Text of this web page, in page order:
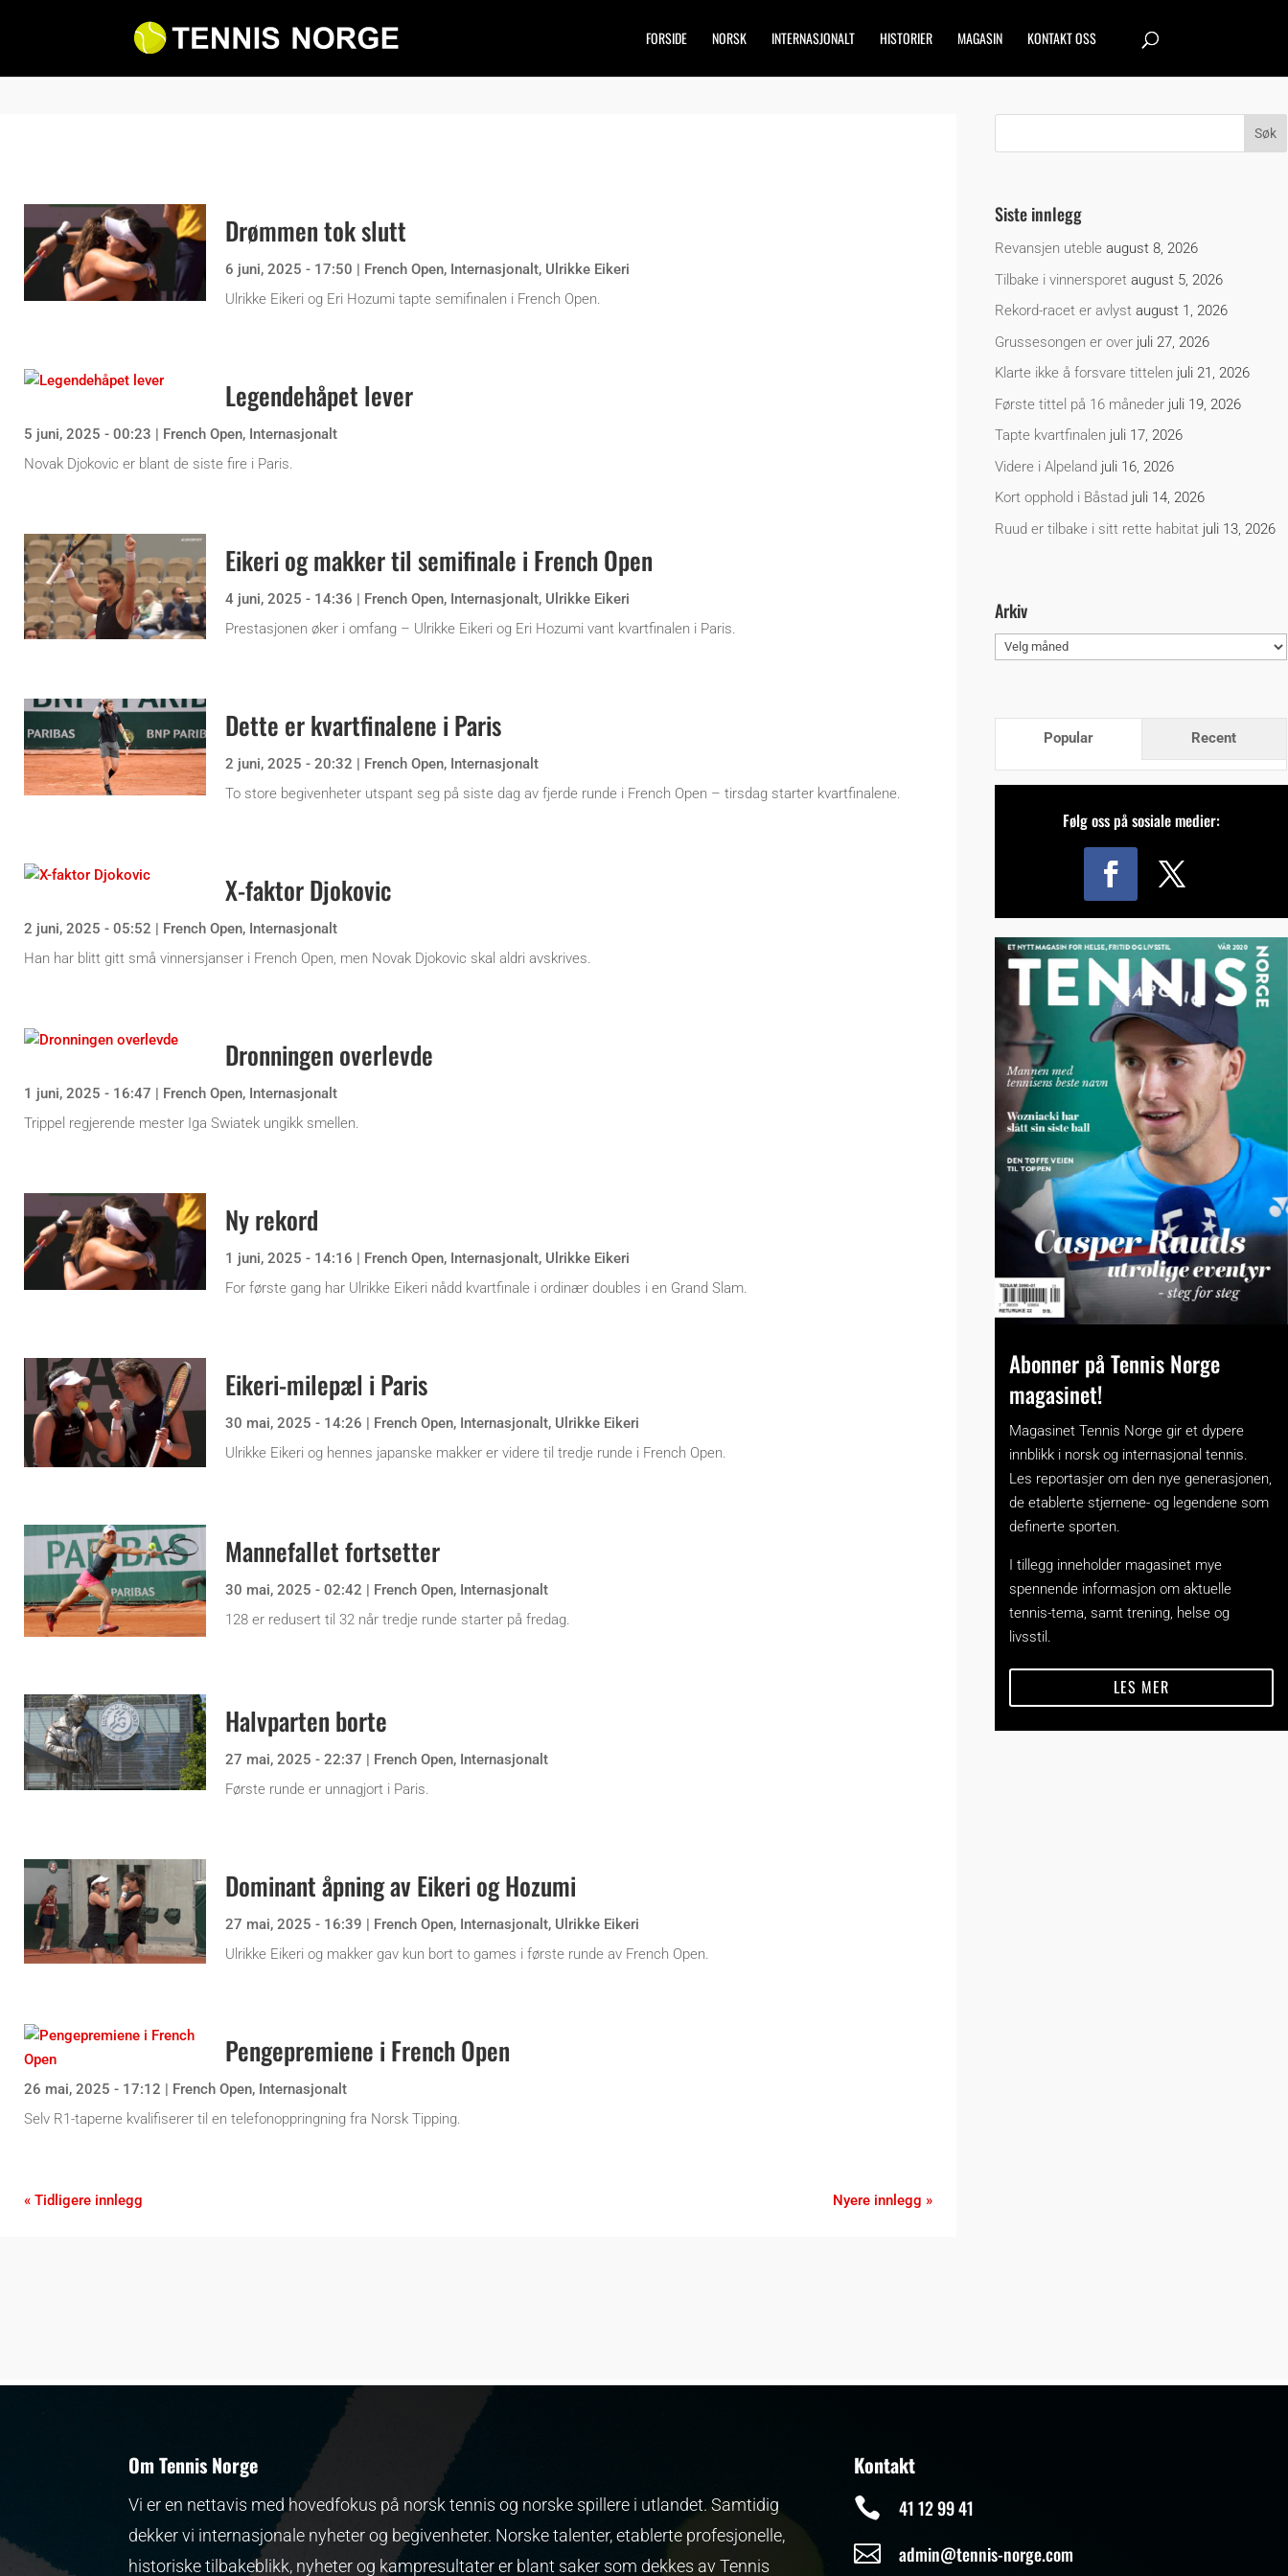
FORSIDE NORSK INTERNASJONALT HISTORIER MAGASIN KONTAKT OSS
Drømmen tok slutt
6 juni, 2025 - 17:50 French Open, Internasjonalt, Ulrikke Eikeri
Ulrikke Eikeri og Eri Hozumi tapte semifinalen i French Open.
Legendehåpet lever
5 juni, 2025 - 00:23 French Open, Internasjonalt
Novak Djokovic er blant de siste fire i Paris.
Eikeri og makker til semifinale i French Open
4 juni, 2025 - 14:36 French Open, Internasjonalt, Ulrikke Eikeri
Prestasjonen øker i omfang – Ulrikke Eikeri og Eri Hozumi vant kvartfinalen i Paris.
Dette er kvartfinalene i Paris
2 juni, 2025 - 20:32 French Open, Internasjonalt
To store begivenheter utspant seg på siste dag av fjerde runde i French Open – tirsdag starter kvartfinalene.
X-faktor Djokovic
2 juni, 2025 - 05:52 French Open, Internasjonalt
Han har blitt gitt små vinnersjanser i French Open, men Novak Djokovic skal aldri avskrives.
Dronningen overlevde
1 juni, 2025 - 16:47 French Open, Internasjonalt
Trippel regjerende mester Iga Swiatek ungikk smellen.
Ny rekord
1 juni, 2025 - 14:16 French Open, Internasjonalt, Ulrikke Eikeri
For første gang har Ulrikke Eikeri nådd kvartfinale i ordinær doubles i en Grand Slam.
Eikeri-milepæl i Paris
30 mai, 2025 - 14:26 French Open, Internasjonalt, Ulrikke Eikeri
Ulrikke Eikeri og hennes japanske makker er videre til tredje runde i French Open.
Mannefallet fortsetter
30 mai, 2025 - 02:42 | French Open, Internasjonalt
128 er redusert til 32 når tredje runde starter på fredag.
Halvparten borte
27 mai, 2025 - 22:37 | French Open, Internasjonalt
Første runde er unnagjort i Paris.
Dominant åpning av Eikeri og Hozumi
27 mai, 2025 - 16:39 | French Open, Internasjonalt, Ulrikke Eikeri
Ulrikke Eikeri og makker gav kun bort to games i første runde av French Open.
Pengepremiene i French Open
26 mai, 2025 - 17:12 | French Open, Internasjonalt
Selv R1-taperne kvalifiserer til en telefonoppringning fra Norsk Tipping.
« Tidligere innlegg Nyere innlegg »
Siste innlegg
Revansjen uteble august 8, 2026
Tilbake i vinnersporet august 5, 2026
Rekord-racet er avlyst august 1, 2026
Grussesongen er over juli 27, 2026
Klarte ikke å forsvare tittelen juli 21, 2026
Første tittel på 16 måneder juli 19, 2026
Tapte kvartfinalen juli 17, 2026
Videre i Alpeland juli 16, 2026
Kort opphold i Båstad juli 14, 2026
Ruud er tilbake i sitt rette habitat juli 13, 2026
Arkiv
Arkiv
Popular Recent
Følg oss på sosiale medier:
Abonner på Tennis Norge
magasinet!
Magasinet Tennis Norge gir et dypere
innblikk i norsk og internasjonal tennis.
Les reportasjer om den nye generasjonen,
de etablerte stjernene- og legendene som
definerte sporten.
I tillegg inneholder magasinet mye
spennende informasjon om aktuelle
tennis-tema, samt trening, helse og
livsstil.
LES MER
Om Tennis Norge
Vi er en nettavis med hovedfokus på norsk tennis og norske spillere i utlandet. Samtidig
dekker vi internasjonale nyheter og begivenheter. Norske talenter, etablerte profesjonelle,
historiske tilbakeblikk, nyheter og kampresultater er blant saker som dekkes av Tennis
Kontakt
 41 12 99 41
 admin@tennis-norge.com